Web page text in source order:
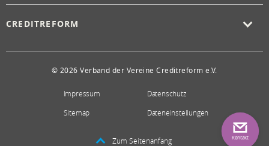
CREDITREFORM
© 2026 Verband der Vereine Creditreform e.V.
Impressum
Datenschutz
Sitemap
Dateneinstellungen
Zum Seitenanfang Kontakt